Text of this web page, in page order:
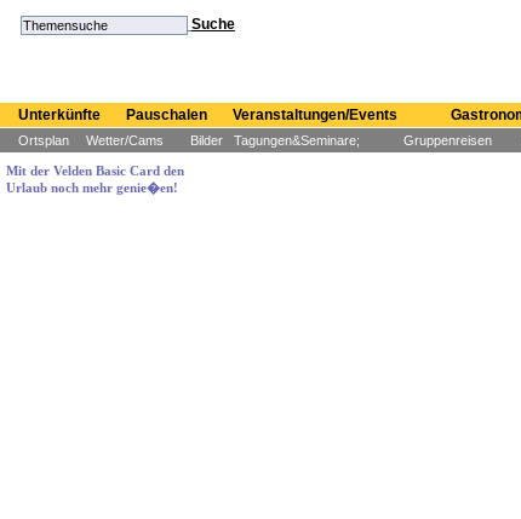
Mit der Velden Basic Card den
Urlaub noch mehr genie�en!
Unterkünfte Pauschalen Veranstaltungen/Events
Ortsplan Wetter/Cams Bilder Tagungen&Seminare; Gruppenreisen
Suche